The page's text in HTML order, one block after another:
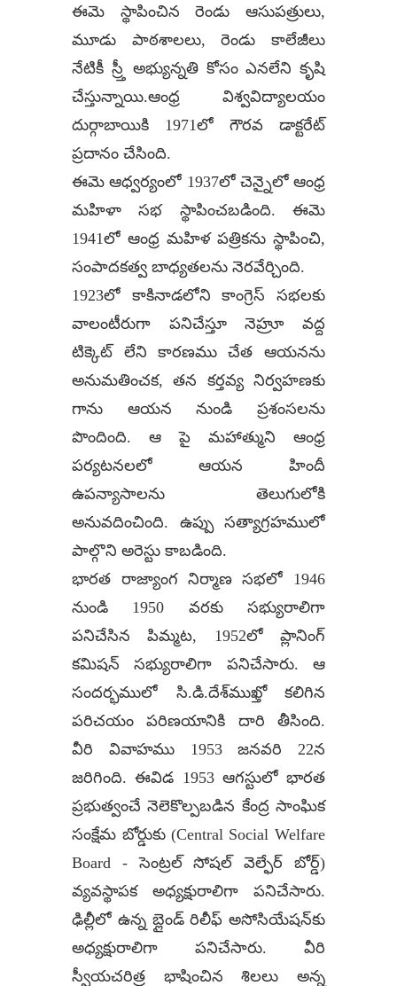
ఈమె స్థాపించిన రెండు ఆసుపత్రులు,
మూడు పాఠశాలలు, రెండు కాలేజీలు
నేటికీ స్ర్తీ అభ్యున్నతి కోసం ఎనలేని కృషి
చేస్తున్నాయి.ఆంధ్ర విశ్వవిద్యాలయం
దుర్గాబాయికి 1971లో గౌరవ డాక్టరేట్‌
ప్రదానం చేసింది.
ఈమె ఆధ్వర్యంలో 1937లో చెన్నైలో ఆంధ్ర
మహిళా సభ స్థాపించబడింది. ఈమె
1941లో ఆంధ్ర మహిళ పత్రికను స్థాపించి,
సంపాదకత్వ బాధ్యతలను నెరవేర్చింది.
1923లో కాకినాడలోని కాంగ్రెస్ సభలకు
వాలంటీరుగా పనిచేస్తూ నెహ్రూ వద్ద
టిక్కెట్ లేని కారణము చేత ఆయనను
అనుమతించక, తన కర్తవ్య నిర్వహణకు
గాను ఆయన నుండి ప్రశంసలను
పొందింది. ఆ పై మహాత్ముని ఆంధ్ర
పర్యటనలలో ఆయన హిందీ
ఉపన్యాసాలను తెలుగులోకి
అనువదించింది. ఉప్పు సత్యాగ్రహములో
పాల్గొని అరెస్టు కాబడింది.
భారత రాజ్యాంగ నిర్మాణ సభలో 1946
నుండి 1950 వరకు సభ్యురాలిగా
పనిచేసిన పిమ్మట, 1952లో ప్లానింగ్
కమిషన్ సభ్యురాలిగా పనిచేసారు. ఆ
సందర్భములో సి.డి.దేశ్‌ముఖ్తో కలిగిన
పరిచయం పరిణయానికి దారి తీసింది.
వీరి వివాహము 1953 జనవరి 22న
జరిగింది. ఈవిడ 1953 ఆగస్టులో భారత
ప్రభుత్వంచే నెలెకొల్పబడిన కేంద్ర సాంఘిక
సంక్షేమ బోర్డుకు (Central Social Welfare
Board - సెంట్రల్ సోషల్ వెల్ఫేర్ బోర్డ్)
వ్యవస్థాపక అధ్యక్షురాలిగా పనిచేసారు.
ఢిల్లీలో ఉన్న బ్లైండ్ రిలీఫ్ అసోసియేషన్‌కు
అధ్యక్షురాలిగా పనిచేసారు. వీరి
స్వీయచరిత్ర భాషించిన శిలలు అన్న